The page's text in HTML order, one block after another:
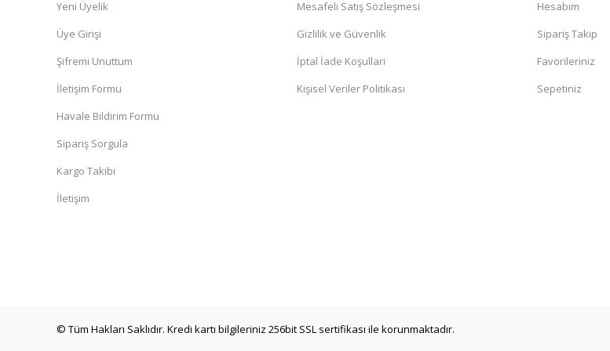
Yeni Üyelik
Üye Girişi
Şifremi Unuttum
İletişim Formu
Havale Bildirim Formu
Sipariş Sorgula
Kargo Takibi
İletişim
Mesafeli Satış Sözleşmesi
Gizlilik ve Güvenlik
İptal İade Koşullari
Kişisel Veriler Politikası
Hesabım
Sipariş Takip
Favorileriniz
Sepetiniz
© Tüm Hakları Saklıdır. Kredi kartı bilgileriniz 256bit SSL sertifikası ile korunmaktadır.